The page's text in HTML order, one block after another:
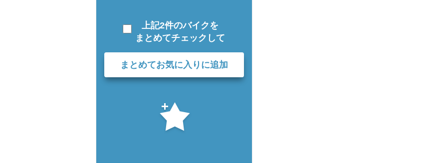
上記2件のバイクを
まとめてチェックして
まとめてお気に入りに追加